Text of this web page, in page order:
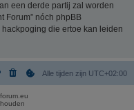
een derde partij zal worden
Forum” nóch phpBB
die ertoe kan leiden
Alle tijden zijn UTC+02:00